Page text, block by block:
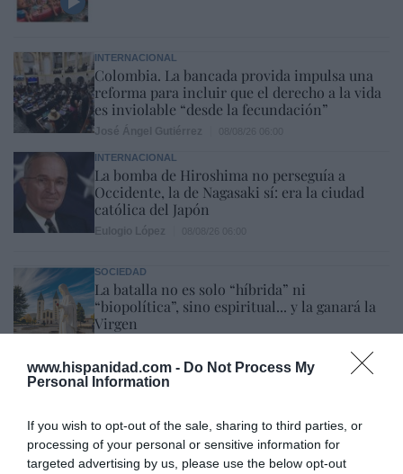
www.hispanidad.com - Do Not Process My
Personal Information
If you wish to opt-out of the sale, sharing to third parties, or
processing of your personal or sensitive information for
targeted advertising by us, please use the below opt-out
INTERNACIONAL
Colombia. La bancada provida impulsa una
reforma para incluir que el derecho a la vida
es inviolable “desde la fecundación”
INTERNACIONAL
La bomba de Hiroshima no perseguía a
Occidente, la de Nagasaki sí: era la ciudad
católica del Japón
SOCIEDAD
La batalla no es solo “híbrida” ni
“biopolítica”, sino espiritual... y la ganará la
Virgen
SOCIEDAD
Eslovaquia no admite el gaymonio...
Europea
Eulogio López 08/08/26 06:00